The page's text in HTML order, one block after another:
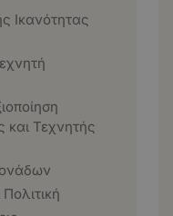
Ικανότητας
και Τεχνητής